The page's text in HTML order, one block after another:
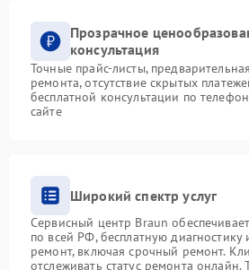
Прозрачное
консультация
Точные прайс-листы,
ремонта, отсутствие скрытых
бесплатной консультации по
сайте
Широкий спектр услуг
Сервисный центр Braun
по всей РФ, бесплатную диагностику
ремонт, включая срочный ремонт.
отслеживать статус ремонта онлайн.